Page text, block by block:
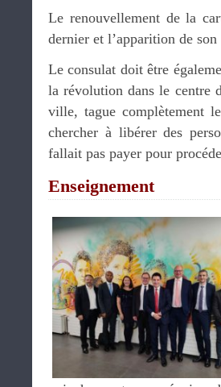
Le renouvellement de la
dernier et l’apparition de
Le consulat doit être
la révolution dans le centre
ville, tague complètement
chercher à libérer des
fallait pas payer pour
Enseignement